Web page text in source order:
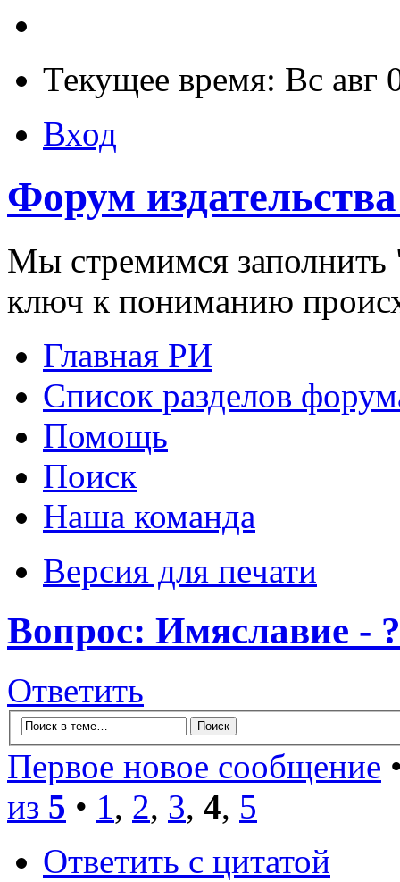
Текущее время: Вс авг
Вход
Форум
Мы стремимся заполнить
ключ к пониманию
Главная РИ
Список разделов
Помощь
Поиск
Наша команда
Версия для печати
Вопрос: Имяславие - ?
Ответить
Первое новое сообщение
из 5 • 1, 2, 3, 4, 5
Ответить с цитатой